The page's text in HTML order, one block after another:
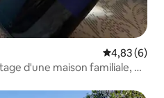
Évaluation
4,83 (6)
d'une maison familiale, 60